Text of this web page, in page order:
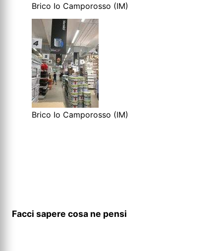
Brico Io Camporosso (IM)
Brico Io Camporosso (IM)
Facci sapere cosa ne pensi